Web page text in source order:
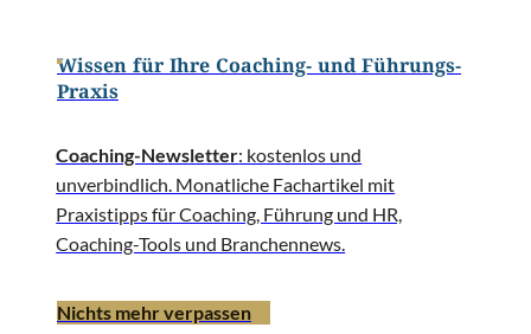
Wissen für Ihre Coaching- und Führungs-
Praxis
Coaching-Newsletter: kostenlos und
unverbindlich. Monatliche Fachartikel mit
Praxistipps für Coaching, Führung und HR,
Coaching-Tools und Branchennews.
Nichts mehr verpassen